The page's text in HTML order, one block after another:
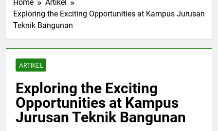
Home
Artikel
Exploring the Exciting Opportunities at Kampus Jurusan
Teknik Bangunan
ARTIKEL
Exploring the Exciting
Opportunities at Kampus
Jurusan Teknik Bangunan